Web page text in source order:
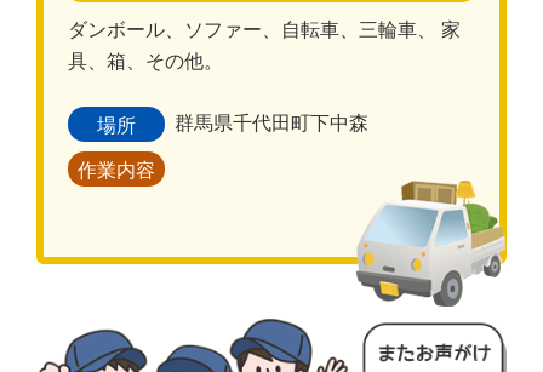
ダンボール、ソファー、自転車、三輪車、 家
具、箱、その他。
場所 群馬県千代田町下中森
作業内容